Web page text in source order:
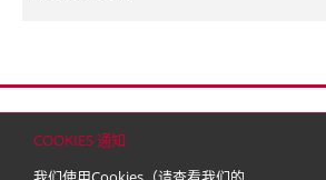
COOKIES 通知
© 2026 嘉里建设有限公司 (于百慕达注册成立之有限公司)